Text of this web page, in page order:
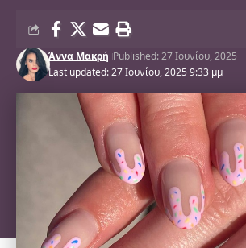
Last updated: 27 Ιουνίου, 2025 9:33 μμ
Άννα Μακρή Published: 27 Ιουνίου, 2025